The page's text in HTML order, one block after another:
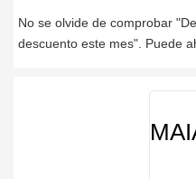
No se olvide de comprobar
descuento este mes". Puede